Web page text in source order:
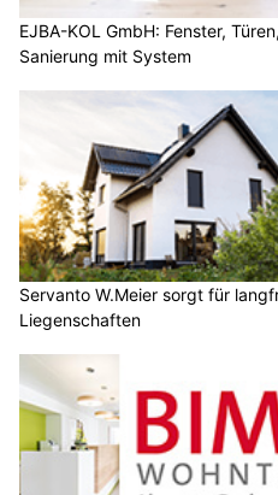
EJBA-KOL GmbH: Fenster,
Sanierung mit System
Servanto W.Meier sorgt für
Liegenschaften